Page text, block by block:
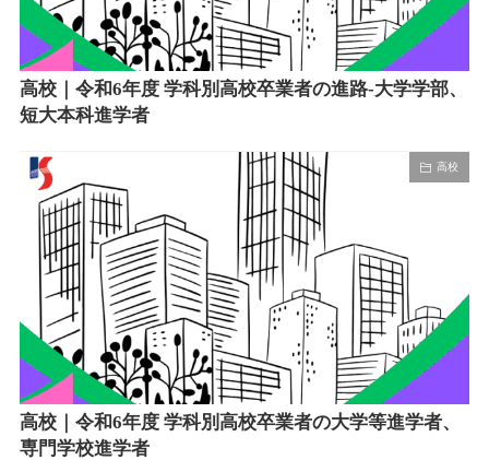
高校｜令和6年度 学科別高校卒業者の進路-大学学部、
短大本科進学者
高校
高校｜令和6年度 学科別高校卒業者の大学等進学者、
専門学校進学者